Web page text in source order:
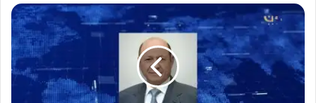
الرئاسي
رئيس
مجلس
القيادة
يشيد
بجهود
الأشقاء